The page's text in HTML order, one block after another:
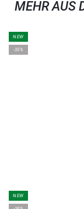
MEHR AUS
NEW
-35%
NEW